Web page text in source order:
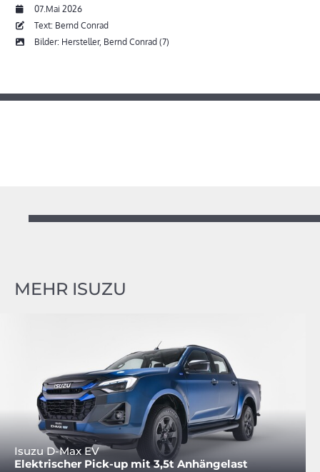
07.Mai 2026
Text: Bernd Conrad
Bilder: Hersteller, Bernd Conrad (7)
MEHR ISUZU
Isuzu D-Max EV
Elektrischer Pick-up mit 3,5t Anhängelast